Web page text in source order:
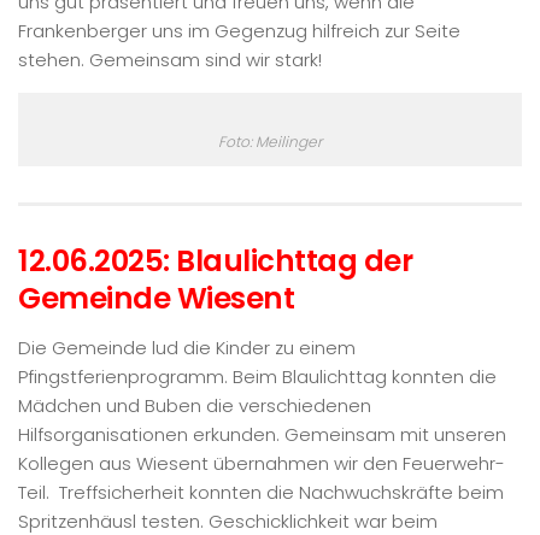
Frankenberger uns im Gegenzug hilfreich zur Seite
stehen. Gemeinsam sind wir stark!
Foto: Meilinger
12.06.2025: Blaulichttag der
Gemeinde Wiesent
Die Gemeinde lud die Kinder zu einem
Pfingstferienprogramm. Beim Blaulichttag konnten die
Mädchen und Buben die verschiedenen
Hilfsorganisationen erkunden. Gemeinsam mit unseren
Kollegen aus Wiesent übernahmen wir den Feuerwehr-
Teil. Treffsicherheit konnten die Nachwuchskräfte beim
Spritzenhäusl testen. Geschicklichkeit war beim